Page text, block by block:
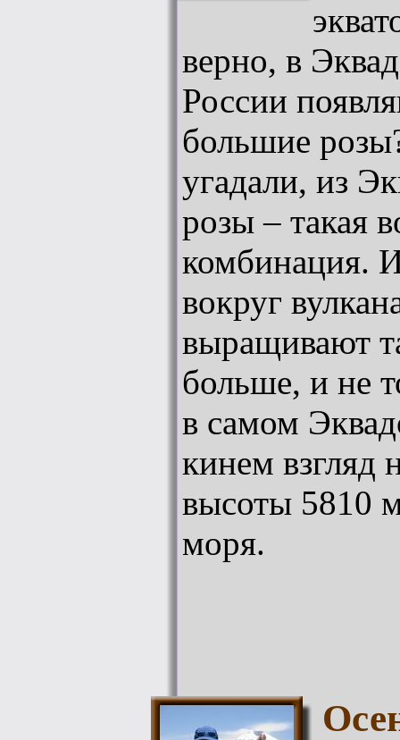
верно, в
России
большие
угадали, из
розы – такая
комбинация.
вокруг
выращивают
больше, и не
в самом
кинем взгляд
высоты 5810
моря.